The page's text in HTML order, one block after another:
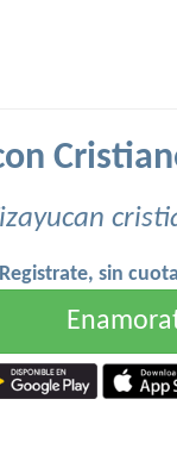
Registrate, sin